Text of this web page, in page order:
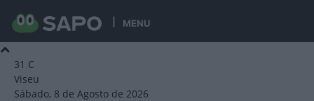
MENU
31 C
Viseu
Sábado, 8 de Agosto de 2026